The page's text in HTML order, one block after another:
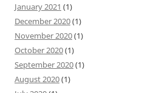
January 2021 (1)
December 2020(1)
November 2020(1)
October 2020(1)
September 2020(1)
August 2020(1)